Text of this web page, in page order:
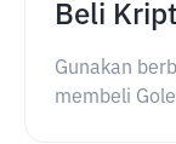
Beli
Gunakan
membeli